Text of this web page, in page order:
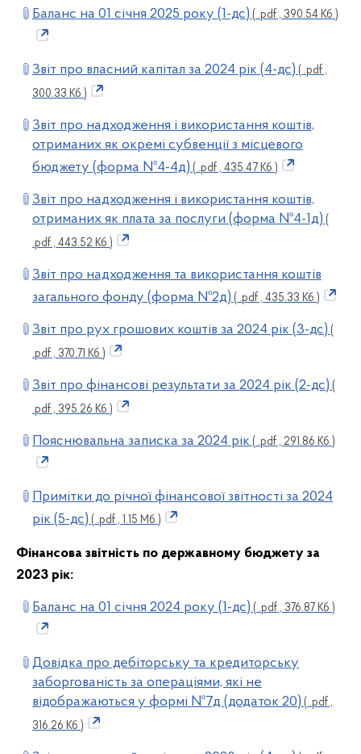
Баланс на 01 січня 2025 року (1-дс) ( .pdf , 390.54 Кб )
Звіт про власний капітал за 2024 рік (4-дс) ( .pdf ,
300.33 Кб )
Звіт про надходження і використання коштів,
отриманих як окремі субвенції з місцевого
бюджету (форма №4-4д) ( .pdf , 435.47 Кб )
Звіт про надходження і використання коштів,
отриманих як плата за послуги (форма №4-1д) (
.pdf , 443.52 Кб )
Звіт про надходження та використання коштів
загального фонду (форма №2д) ( .pdf , 435.33 Кб )
Звіт про рух грошових коштів за 2024 рік (3-дс) (
.pdf , 370.71 Кб )
Звіт про фінансові результати за 2024 рік (2-дс) (
.pdf , 395.26 Кб )
Пояснювальна записка за 2024 рік ( .pdf , 291.86 Кб )
Примітки до річної фінансової звітності за 2024
рік (5-дс) ( .pdf , 1.15 Мб )
Фінансова звітність по державному бюджету за
2023 рік:
Баланс на 01 січня 2024 року (1-дс) ( .pdf , 376.87 Кб )
Довідка про дебіторську та кредиторську
заборгованість за операціями, які не
відображаються у формі №7д (додаток 20) ( .pdf ,
316.26 Кб )